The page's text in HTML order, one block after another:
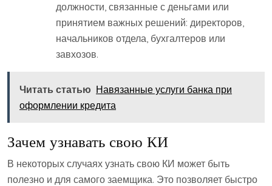
должности, связанные с деньгами или
принятием важных решений: директоров,
начальников отдела, бухгалтеров или
завхозов.
Читать статью Навязанные услуги банка при
оформлении кредита
Зачем узнавать свою КИ
В некоторых случаях узнать свою КИ может быть
полезно и для самого заемщика. Это позволяет быстро